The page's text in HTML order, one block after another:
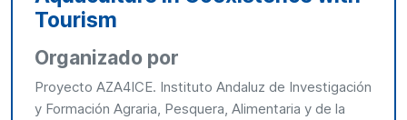
Tourism
Organizado por
Proyecto AZA4ICE. Instituto Andaluz de Investigación
y Formación Agraria, Pesquera, Alimentaria y de la